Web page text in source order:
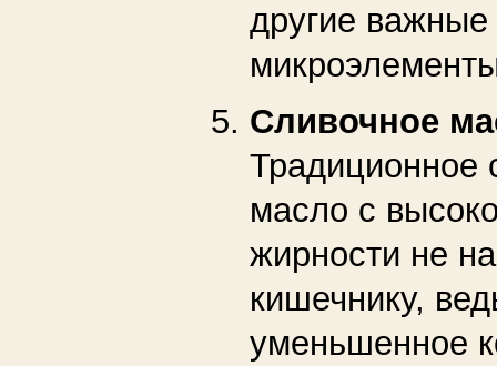
другие важные
Сливочное
Традиционное
масло с
жирности не
кишечнику,
уменьшенное